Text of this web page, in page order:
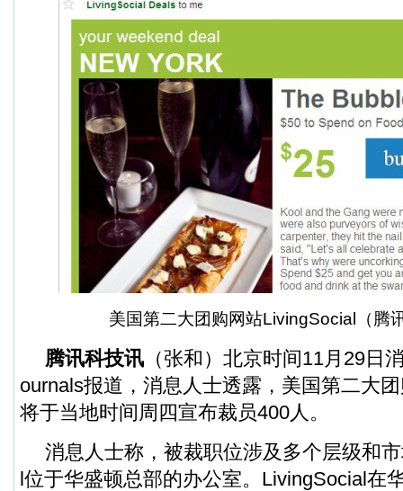
美国第二大团购网站LivingSocial（腾
腾讯科技讯 （张和）北京时间11月29日
ournals报道，消息人士透露，美国第二大
将于当地时间周四宣布裁员400人。
消息人士称，被裁职位涉及多个层级和
l位于华盛顿总部的办公室。LivingSocial在